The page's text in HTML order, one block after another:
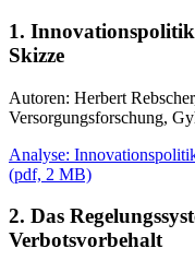
1.
Skizze
Autoren: Herbert
Versorgungsforschung,
Analyse:
(pdf, 2 MB)
2. Das
Verbotsvorbehalt